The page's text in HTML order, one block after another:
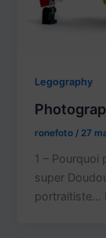
Legography
ronefoto/ 27
1 – Pourquoi
super
portraitiste…